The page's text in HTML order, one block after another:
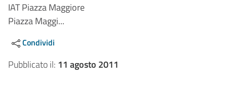
IAT Piazza Maggiore
Piazza Maggi...
Condividi
Pubblicato il: 11 agosto 2011